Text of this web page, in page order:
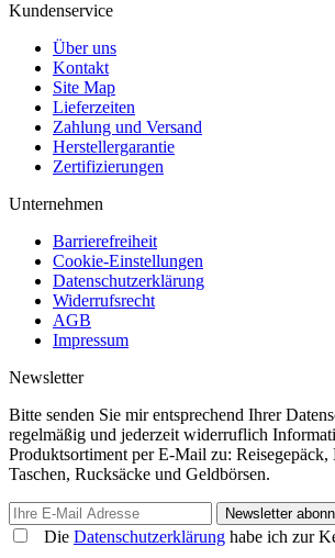
Kundenservice
Über uns
Kontakt
Site Map
Lieferzeiten
Zahlung und Versand
Herstellergarantie
Zertifizierungen
Unternehmen
Barrierefreiheit
Cookie-Einstellungen
Datenschutzerklärung
Widerrufsrecht
AGB
Impressum
Newsletter
Bitte senden Sie mir entsprechend Ihrer
regelmäßig und jederzeit widerruflich
Produktsortiment per E-Mail zu:
Taschen, Rucksäcke und Geldbörsen.
Newsletter
Die Datenschutzerklärung habe ich zur